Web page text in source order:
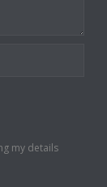
my details